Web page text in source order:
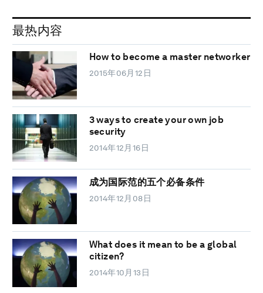
最热内容
How to become a master networker
2015年06月12日
3 ways to create your own job
security
2014年12月16日
成为国际范的五个必备条件
2014年12月08日
What does it mean to be a global
citizen?
2014年10月13日